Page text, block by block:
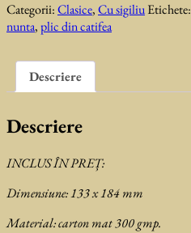
nunta
Ermina
Categorii:Clasice,Cu sigiliuEtichete:
nunta,plic din catifea
Descriere
Descriere
INCLUS ÎN PREȚ:
Dimensiune: 133 x 184 mm
Material: carton mat 300 gmp.